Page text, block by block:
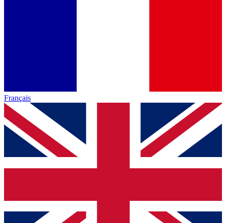
Français